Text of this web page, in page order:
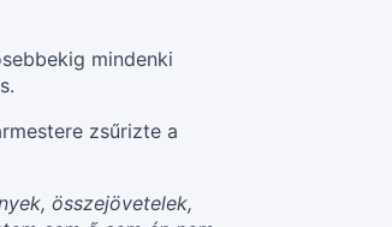
mindenki
zsűrizte a
összejövetelek,